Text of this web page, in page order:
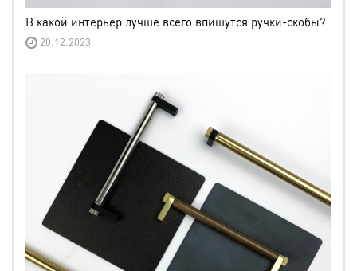
В какой интерьер лучше всего впишутся ручки-скобы?
20.12.2023